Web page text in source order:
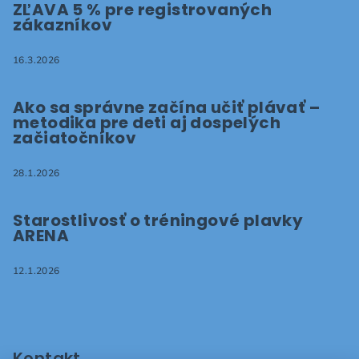
ZĽAVA 5 % pre registrovaných
zákazníkov
16.3.2026
Ako sa správne začína učiť plávať –
metodika pre deti aj dospelých
začiatočníkov
28.1.2026
Starostlivosť o tréningové plavky
ARENA
12.1.2026